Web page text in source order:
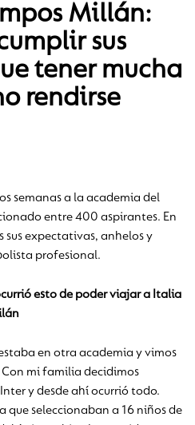
Millán:
sus
tener mucha
rendirse
semanas a la academia del
entre 400 aspirantes. En
sus expectativas, anhelos y
profesional.
esto de poder viajar a Italia
en otra academia y vimos
mi familia decidimos
y desde ahí ocurrió todo.
que seleccionaban a 16 niños de